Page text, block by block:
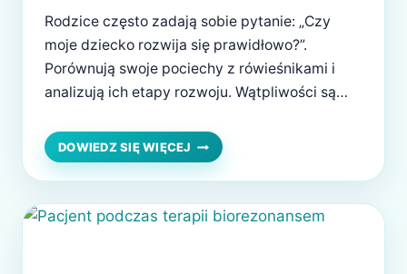
Rodzice często zadają sobie pytanie: „Czy
moje dziecko rozwija się prawidłowo?”.
Porównują swoje pociechy z rówieśnikami i
analizują ich etapy rozwoju. Wątpliwości są
lub polegać na internetowych poradnikach.
Konkretną odpowiedź zna wykwalifikowany
fizjoterapeuta dziecięcy. Jego pomoc rozwieje
Twój niepokój i ochroni Twoją pociechę przed
DOWIEDZ SIĘ WIĘCEJ FIZJOTERAPIA
DZIECI
–
START